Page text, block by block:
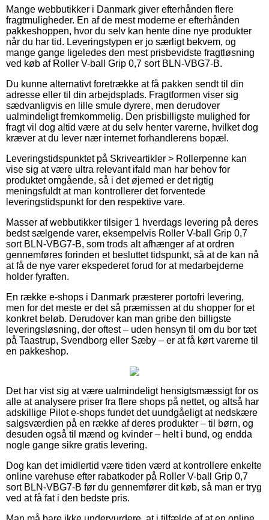
Mange webbutikker i Danmark giver efterhånden flere
fragtmuligheder. En af de mest moderne er efterhånden
pakkeshoppen, hvor du selv kan hente dine nye produkter
når du har tid. Leveringstypen er jo særligt bekvem, og
mange gange ligeledes den mest prisbevidste fragtløsning
ved køb af Roller V-ball Grip 0,7 sort BLN-VBG7-B.
Du kunne alternativt foretrække at få pakken sendt til din
adresse eller til din arbejdsplads. Fragtformen viser sig
sædvanligvis en lille smule dyrere, men derudover
ualmindeligt fremkommelig. Den prisbilligste mulighed for
fragt vil dog altid være at du selv henter varerne, hvilket dog
kræver at du lever nær internet forhandlerens bopæl.
Leveringstidspunktet på Skriveartikler > Rollerpenne kan
vise sig at være ultra relevant ifald man har behov for
produktet omgående, så i det øjemed er det rigtig
meningsfuldt at man kontrollerer det forventede
leveringstidspunkt for den respektive vare.
Masser af webbutikker tilsiger 1 hverdags levering på deres
bedst sælgende varer, eksempelvis Roller V-ball Grip 0,7
sort BLN-VBG7-B, som trods alt afhænger af at ordren
gennemføres forinden et besluttet tidspunkt, så at de kan nå
at få de nye varer ekspederet forud for at medarbejderne
holder fyraften.
En række e-shops i Danmark præsterer portofri levering,
men for det meste er det så præmissen at du shopper for et
konkret beløb. Derudover kan man gribe den billigste
leveringsløsning, der oftest – uden hensyn til om du bor tæt
på Taastrup, Svendborg eller Sæby – er at få kørt varerne til
en pakkeshop.
Det har vist sig at være ualmindeligt hensigtsmæssigt for os
alle at analysere priser fra flere shops på nettet, og altså har
adskillige Pilot e-shops fundet det uundgåeligt at nedskære
salgsværdien på en række af deres produkter – til børn, og
desuden også til mænd og kvinder – helt i bund, og endda
nogle gange sikre gratis levering.
Dog kan det imidlertid være tiden værd at kontrollere enkelte
online varehuse efter rabatkoder på Roller V-ball Grip 0,7
sort BLN-VBG7-B før du gennemfører dit køb, så man er tryg
ved at få fat i den bedste pris.